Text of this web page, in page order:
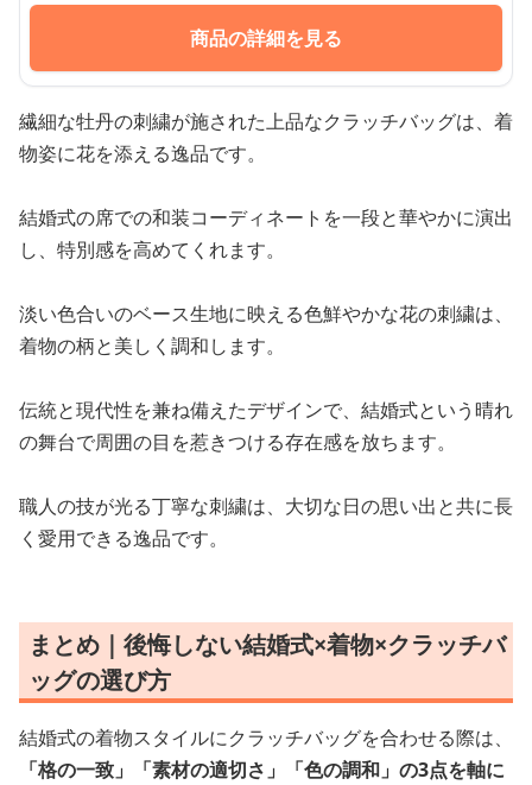
商品の詳細を見る
繊細な牡丹の刺繍が施された上品なクラッチバッグは、着
物姿に花を添える逸品です。
結婚式の席での和装コーディネートを一段と華やかに演出
し、特別感を高めてくれます。
淡い色合いのベース生地に映える色鮮やかな花の刺繍は、
着物の柄と美しく調和します。
伝統と現代性を兼ね備えたデザインで、結婚式という晴れ
の舞台で周囲の目を惹きつける存在感を放ちます。
職人の技が光る丁寧な刺繍は、大切な日の思い出と共に長
く愛用できる逸品です。
まとめ｜後悔しない結婚式×着物×クラッチバ
ッグの選び方
結婚式の着物スタイルにクラッチバッグを合わせる際は、
「格の一致」「素材の適切さ」「色の調和」の3点を軸に